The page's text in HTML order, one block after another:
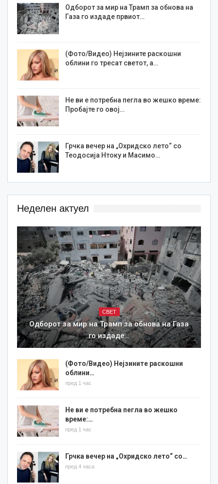
Одборот за мир на Трамп за обнова на
Газа го издаде првиот…
(Фото/Видео) Нејзините раскошни
облини го тресат светот, а…
Не ви е потребна пегла во жешко време:
Пробајте го овој…
Грчка вечер на „Охридско лето“ со
Теодосија Нтоку и Масимо…
Неделен актуел
СВЕТ
Одборот за мир на Трамп за обнова на Газа
го издаде…
(Фото/Видео) Нејзините раскошни
облини…
пред 1 час
Не ви е потребна пегла во жешко
време:…
пред 1 час
Грчка вечер на „Охридско лето“ со…
пред 4 часа